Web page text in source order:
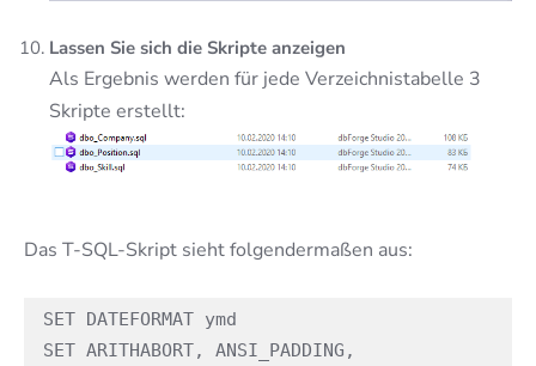
Lassen Sie sich die Skripte anzeigen
Als Ergebnis werden für jede Verzeichnistabelle 3
Skripte erstellt:
Das T-SQL-Skript sieht folgendermaßen aus:
SET DATEFORMAT ymd
SET ARITHABORT, ANSI_PADDING,